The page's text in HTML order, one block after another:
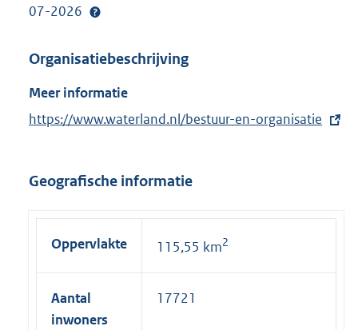
07-2026
Organisatiebeschrijving
Meer informatie
E
e
https://www.waterland.nl/bestuur-en-organisatie
Geografische informatie
Oppervlakte 115,55 km2
Aantal
inwoners
17721